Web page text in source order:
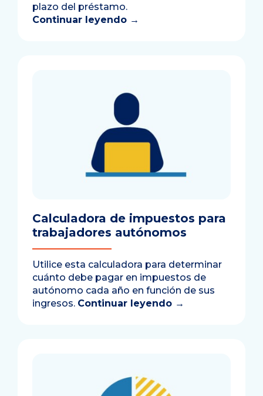
plazo del préstamo.
Continuar leyendo →
Calculadora de impuestos para
trabajadores autónomos
Utilice esta calculadora para determinar
cuánto debe pagar en impuestos de
autónomo cada año en función de sus
ingresos. Continuar leyendo →